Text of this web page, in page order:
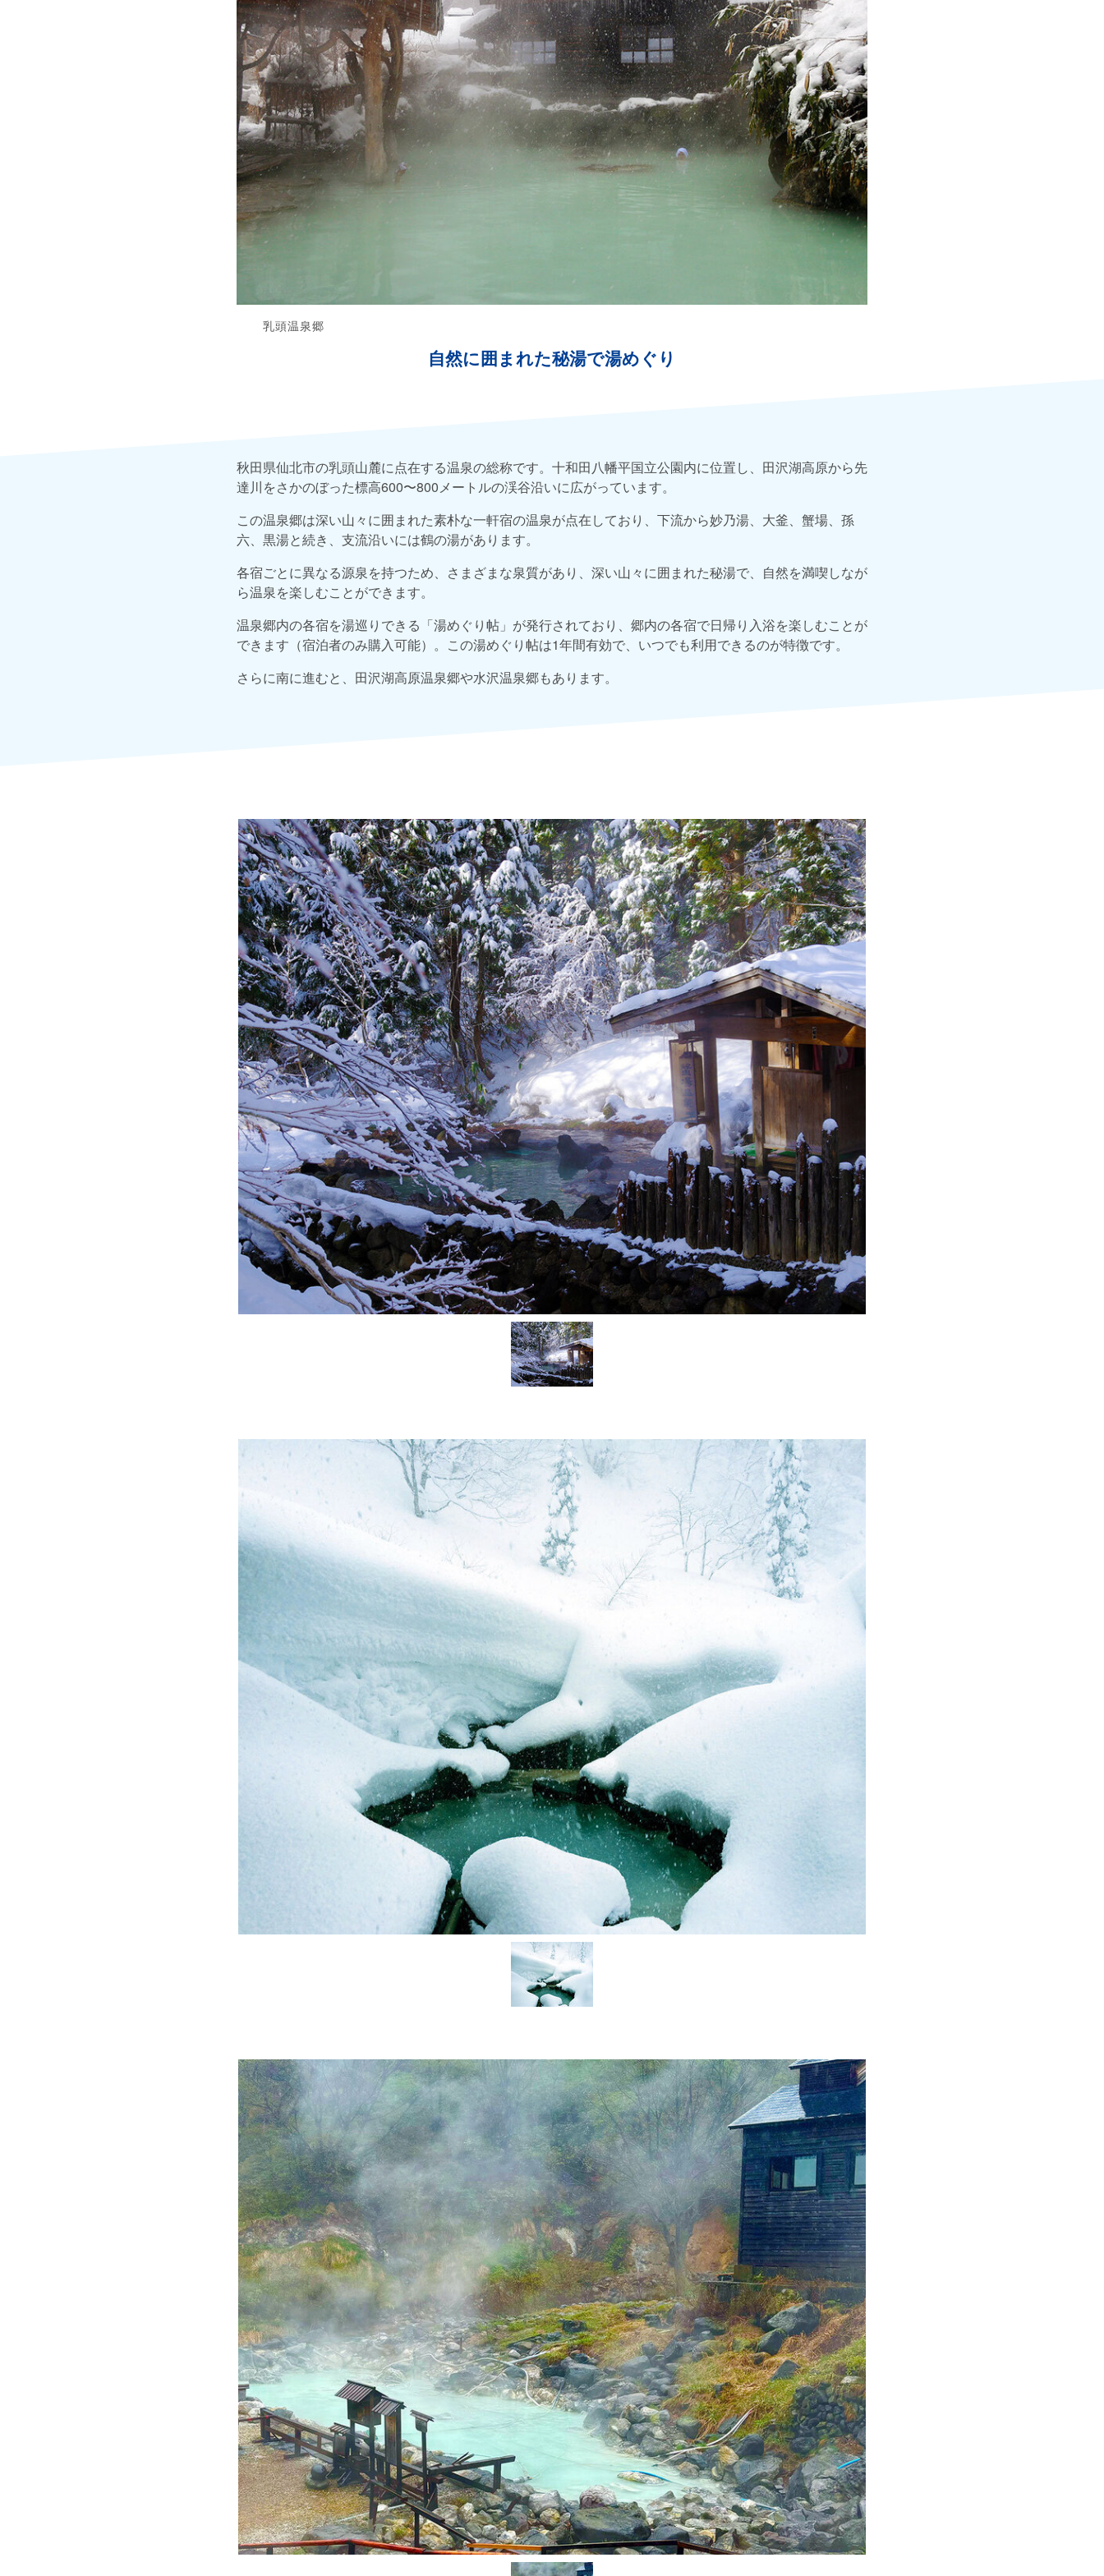
乳頭温泉郷
自然に囲まれた秘湯で湯めぐり
秋田県仙北市の乳頭山麓に点在する温泉の総称です。十和田八幡平国立公園内に位置し、田沢湖高原から先
達川をさかのぼった標高600〜800メートルの渓谷沿いに広がっています。
この温泉郷は深い山々に囲まれた素朴な一軒宿の温泉が点在しており、下流から妙乃湯、大釜、蟹場、孫
六、黒湯と続き、支流沿いには鶴の湯があります。
各宿ごとに異なる源泉を持つため、さまざまな泉質があり、深い山々に囲まれた秘湯で、自然を満喫しなが
ら温泉を楽しむことができます。
温泉郷内の各宿を湯巡りできる「湯めぐり帖」が発行されており、郷内の各宿で日帰り入浴を楽しむことが
できます（宿泊者のみ購入可能）。この湯めぐり帖は1年間有効で、いつでも利用できるのが特徴です。
さらに南に進むと、田沢湖高原温泉郷や水沢温泉郷もあります。